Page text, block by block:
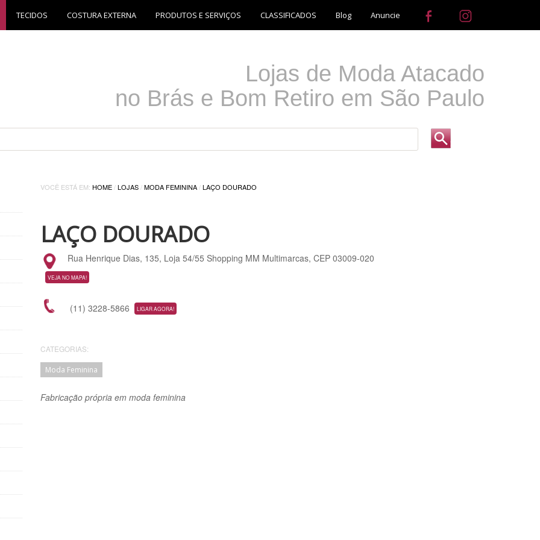
TECIDOS COSTURA EXTERNA PRODUTOS E SERVIÇOS CLASSIFICADOS Blog Anuncie
Lojas de Moda Atacado
no Brás e Bom Retiro em São Paulo
VOCÊ ESTÁ EM: HOME/LOJAS/MODA FEMININA/LAÇO DOURADO
LAÇO DOURADO
Rua Henrique Dias, 135, Loja 54/55 Shopping MM Multimarcas, CEP 03009-020
VEJA NO MAPA!
(11) 3228-5866 LIGAR AGORA!
CATEGORIAS:
Moda Feminina
Fabricação própria em moda feminina